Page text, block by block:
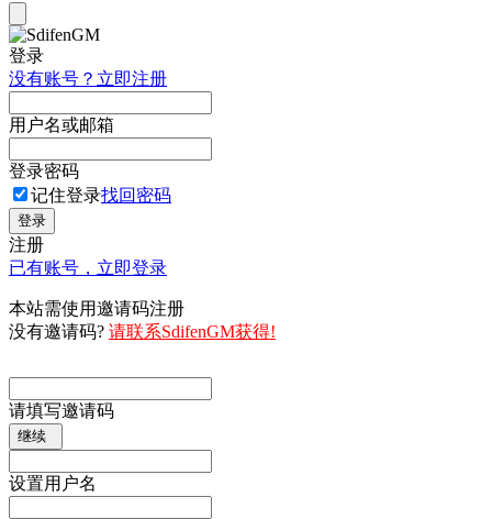
登录
没有账号？立即注册
用户名或邮箱
登录密码
记住登录找回密码
登录
注册
已有账号，立即登录
本站需使用邀请码注册
没有邀请码? 请联系SdifenGM获得!
请填写邀请码
继续
设置用户名